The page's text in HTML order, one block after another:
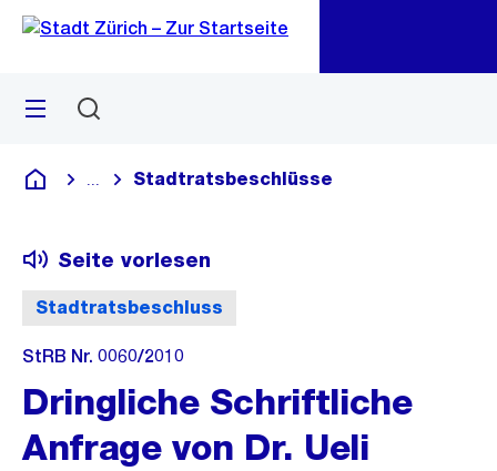
Navigation
Sprunglink
Menü
Deutsch
Blende alle Breadcrumbs ein
Stadtratsbeschlüsse
Stadtratsbeschluss
Seite vorlesen
StRB Nr. 0060/2010
Dringliche Schriftliche
Anfrage von Dr. Ueli